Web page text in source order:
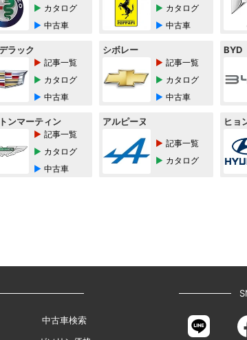
カタログ
中古車
カタログ
中古車
ラック
記事一覧
カタログ
中古車
シボレー
記事一覧
カタログ
中古車
BYD
ンマーティン
記事一覧
カタログ
中古車
アルピーヌ
記事一覧
カタログ
ヒョ
中古車検索